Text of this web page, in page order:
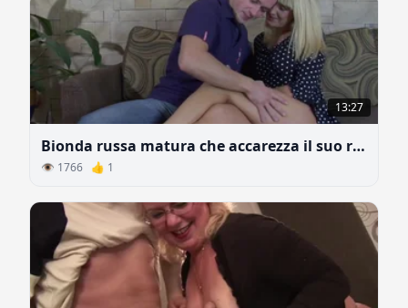
13:27
Bionda russa matura che accarezza il suo ragazzo
👁 1766 👍 1